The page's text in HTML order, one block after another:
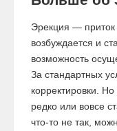
Эрекция — приток
возбуждается и
возможность
За стандартных
корректировки.
редко или вовсе
что-то не так,